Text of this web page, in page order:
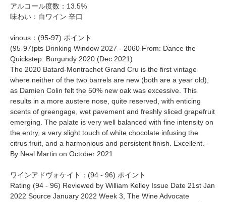
アルコール度数：13.5%
味わい：白ワイン 辛口
vinous：(95-97) ポイント
(95-97)pts Drinking Window 2027 - 2060 From: Dance the
Quickstep: Burgundy 2020 (Dec 2021)
The 2020 Batard-Montrachet Grand Cru is the first vintage
where neither of the two barrels are new (both are a year old),
as Damien Colin felt the 50% new oak was excessive. This
results in a more austere nose, quite reserved, with enticing
scents of greengage, wet pavement and freshly sliced grapefruit
emerging. The palate is very well balanced with fine intensity on
the entry, a very slight touch of white chocolate infusing the
citrus fruit, and a harmonious and persistent finish. Excellent. -
By Neal Martin on October 2021
ワインアドヴォケイト：(94 - 96) ポイント
Rating (94 - 96) Reviewed by William Kelley Issue Date 21st Jan
2022 Source January 2022 Week 3, The Wine Advocate